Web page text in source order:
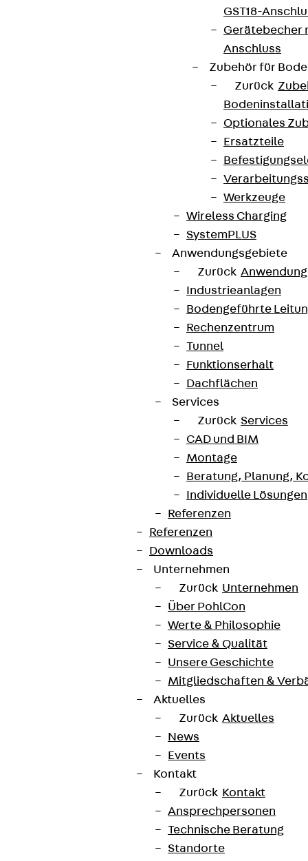
GST18-
Gerätebecher
Anschluss
Zubehör für
Zurück
Optionales
Ersatzteile
Werkzeuge
Wireless Charging
SystemPLUS
Anwendungsgebiete
Zurück
Industrieanlagen
Bodengeführte
Rechenzentrum
Tunnel
Funktionserhalt
Dachflächen
Services
Zurück Services
CAD und BIM
Montage
Beratung, Planung,
Individuelle Lösungen
Referenzen
Referenzen
Downloads
Unternehmen
Zurück Unternehmen
Über PohlCon
Werte & Philosophie
Service & Qualität
Unsere Geschichte
Mitgliedschaften &
Aktuelles
Zurück Aktuelles
News
Events
Kontakt
Zurück Kontakt
Ansprechpersonen
Technische Beratung
Standorte